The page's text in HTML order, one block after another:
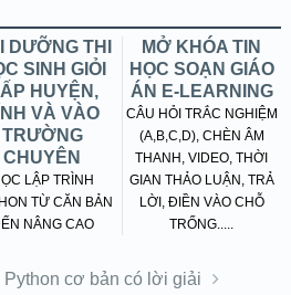
DƯỠNG THI
SINH GIỎI
HUYỆN,
VÀ VÀO
TRƯỜNG
CHUYÊN
LẬP TRÌNH
TỪ CĂN BẢN
NÂNG CAO
MỞ KHÓA TIN
HỌC SOẠN GIÁO
ÁN E-LEARNING
CÂU HỎI TRẮC NGHIỆM
(A,B,C,D), CHÈN ÂM
THANH, VIDEO, THỜI
GIAN THẢO LUẬN, TRẢ
LỜI, ĐIỀN VÀO CHỖ
TRỐNG.....
Python cơ bản có lời giải